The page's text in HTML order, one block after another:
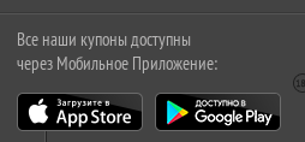
Все наши купоны доступны
через Мобильное Приложение: